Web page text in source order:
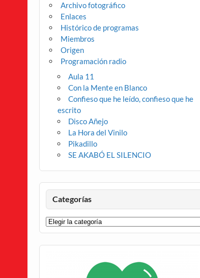
Archivo fotográfico
Enlaces
Histórico de programas
Miembros
Origen
Programación radio
Aula 11
Con la Mente en Blanco
Confieso que he leído, confieso que he
escrito
Disco Añejo
La Hora del Vinilo
Pikadillo
SE AKABÓ EL SILENCIO
Categorías
Categorías